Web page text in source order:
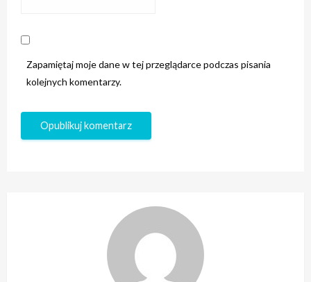
Zapamiętaj moje dane w tej przeglądarce podczas pisania
kolejnych komentarzy.